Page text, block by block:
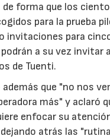
forma que los
para la prueba
invitaciones para
a su vez invitar
de Tuenti.
además que "no nos
más" y aclaró
enfocar su
atrás las